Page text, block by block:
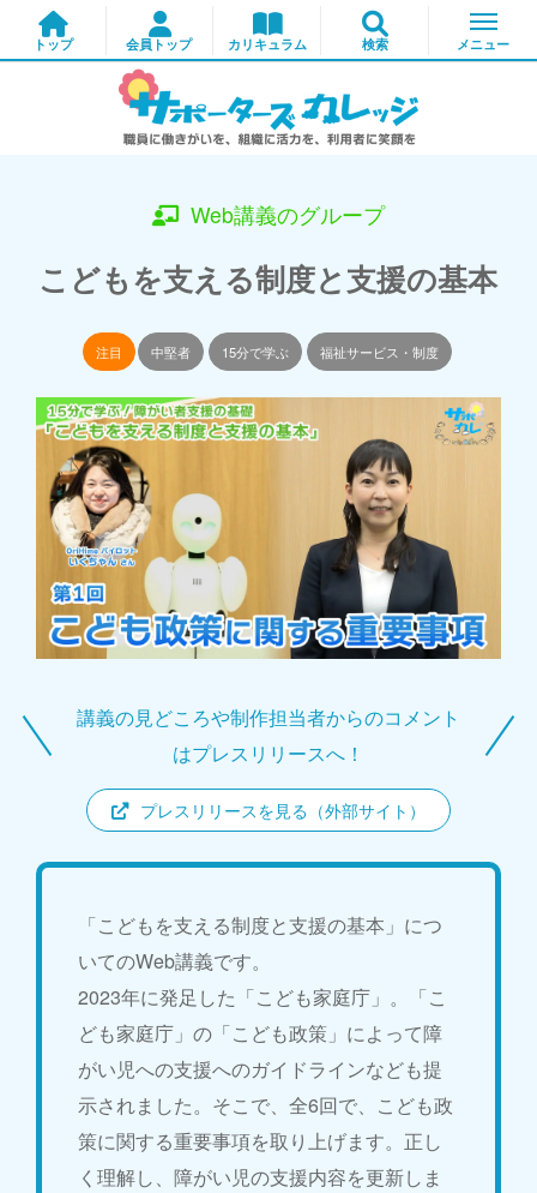
Web講義のグループ
こどもを支える制度と支援の基本
注目 中堅者 15分で学ぶ 福祉サービス・制度
講義の見どころや制作担当者からのコメント
はプレスリリースへ！
プレスリリースを見る（外部サイト）
「こどもを支える制度と支援の基本」につ
いてのWeb講義です。
2023年に発足した「こども家庭庁」。「こ
ども家庭庁」の「こども政策」によって障
がい児への支援へのガイドラインなども提
示されました。そこで、全6回で、こども政
策に関する重要事項を取り上げます。正し
く理解し、障がい児の支援内容を更新しま